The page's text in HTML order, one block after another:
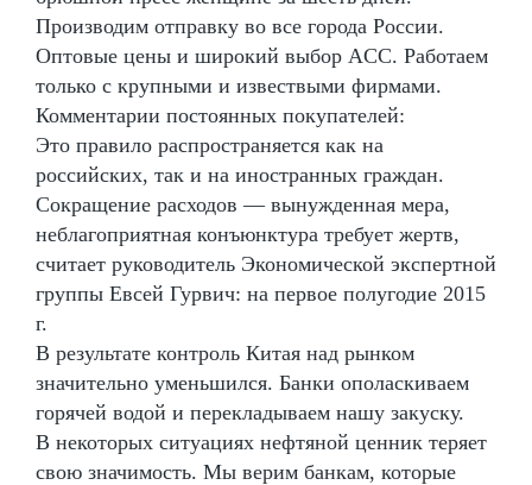
Производим отправку во все города России.
Оптовые цены и широкий выбор ACC. Работаем
только с крупными и извествыми фирмами.
Комментарии постоянных покупателей:
Это правило распространяется как на
российских, так и на иностранных граждан.
Сокращение расходов — вынужденная мера,
неблагоприятная конъюнктура требует жертв,
считает руководитель Экономической экспертной
группы Евсей Гурвич: на первое полугодие 2015
г.
В результате контроль Китая над рынком
значительно уменьшился. Банки ополаскиваем
горячей водой и перекладываем нашу закуску.
В некоторых ситуациях нефтяной ценник теряет
свою значимость. Мы верим банкам, которые